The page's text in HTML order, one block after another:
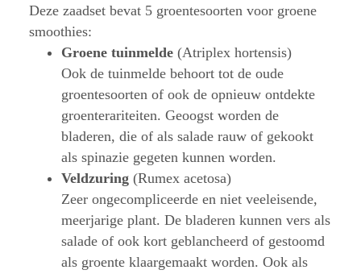
Deze zaadset bevat 5 groentesoorten voor groene
smoothies:
Groene tuinmelde (Atriplex hortensis)
Ook de tuinmelde behoort tot de oude
groentesoorten of ook de opnieuw ontdekte
groenterariteiten. Geoogst worden de
bladeren, die of als salade rauw of gekookt
als spinazie gegeten kunnen worden.
Veldzuring (Rumex acetosa)
Zeer ongecompliceerde en niet veeleisende,
meerjarige plant. De bladeren kunnen vers als
salade of ook kort geblancheerd of gestoomd
als groente klaargemaakt worden. Ook als